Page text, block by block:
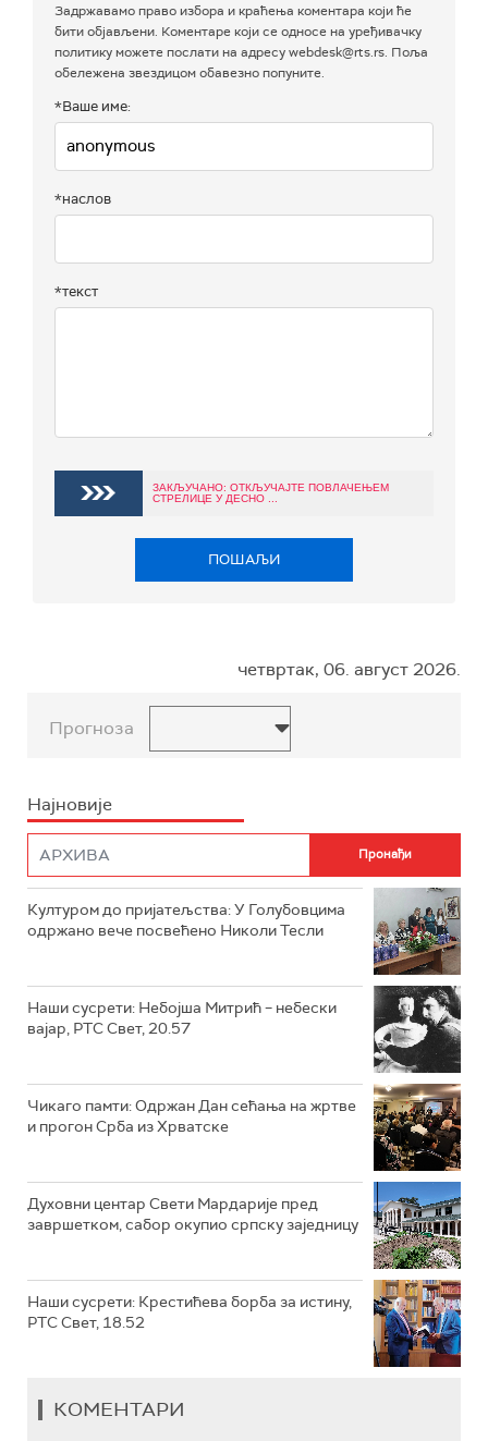
Задржавамо право избора и краћења коментара који ће
бити објављени. Коментаре који се односе на уређивачку
политику можете послати на адресу webdesk@rts.rs. Поља
обележена звездицом обавезно попуните.
*Ваше име:
*наслов
*текст
ЗАКЉУЧАНО: ОТКЉУЧАЈТЕ ПОВЛАЧЕЊЕМ
СТРЕЛИЦЕ У ДЕСНО ...
ПОШАЉИ
четвртак, 06. август 2026.
Прогноза
Најновије
Културом до пријатељства: У Голубовцима
одржано вече посвећено Николи Тесли
Наши сусрети: Небојша Митрић – небески
вајар, РТС Свет, 20.57
Чикаго памти: Одржан Дан сећања на жртве
и прогон Срба из Хрватске
Духовни центар Свети Мардарије пред
завршетком, сабор окупио српску заједницу
Наши сусрети: Крестићева борба за истину,
РТС Свет, 18.52
КОМЕНТАРИ